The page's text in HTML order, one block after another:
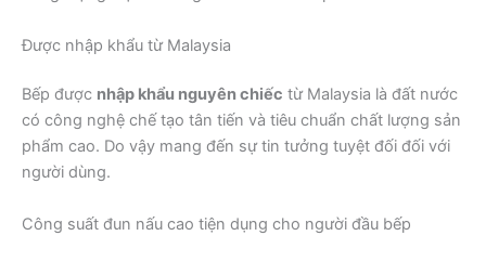
Được nhập khẩu từ Malaysia
Bếp được nhập khẩu nguyên chiếc từ Malaysia là đất nước
có công nghệ chế tạo tân tiến và tiêu chuẩn chất lượng sản
phẩm cao. Do vậy mang đến sự tin tưởng tuyệt đối đối với
người dùng.
Công suất đun nấu cao tiện dụng cho người đầu bếp